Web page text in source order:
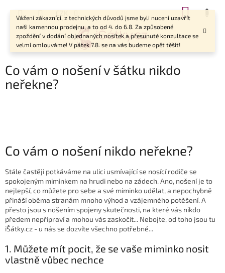
Vážení zákazníci, z technických důvodů jsme byli nuceni uzavřít
naši kamennou prodejnu, a to od 4. do 6.8. Za způsobené
zpoždění v dodání objednaných nosítek a přesunuté konzultace se
velmi omlouváme! V pátek 7.8. se na vás budeme opět těšit!
CZK
Co vám o nošení v šátku nikdo
neřekne?
Co vám o nošení nikdo neřekne?
Stále častěji potkáváme na ulici usmívající se nosící rodiče se
spokojeným miminkem na hrudi nebo na zádech. Ano, nošení je to
nejlepší, co můžete pro sebe a své miminko udělat, a nepochybně
přináší oběma stranám mnoho výhod a vzájemného potěšení. A
přesto jsou s nošením spojeny skutečnosti, na které vás nikdo
předem nepřipraví a mohou vás zaskočit... Nebojte, od toho jsou tu
iŠátky.cz - u nás se dozvíte všechno potřebné...
1. Můžete mít pocit, že se vaše miminko nosit
vlastně vůbec nechce